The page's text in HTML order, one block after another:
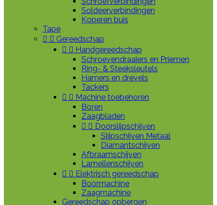
Soldeerverbindingen
Koperen buis
Tape
  Gereedschap
  Handgereedschap
Schroevendraaiers en Priemen
Ring- & Steeksleutels
Hamers en drevels
Tackers
  Machine toebehoren
Boren
Zaagbladen
  Doorslijpschijven
Slijpschijven Metaal
Diamantschijven
Afbraamschijven
Lamellenschijven
  Elektrisch gereedschap
Boormachine
Zaagmachine
Gereedschap opbergen